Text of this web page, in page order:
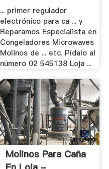
... primer regulador
electrónico para ca ... y
Reparamos Especialista en
Congeladores Microwaves
Molinos de ... etc. Pídalo al
número 02 545138 Loja ...
Molinos Para Caña